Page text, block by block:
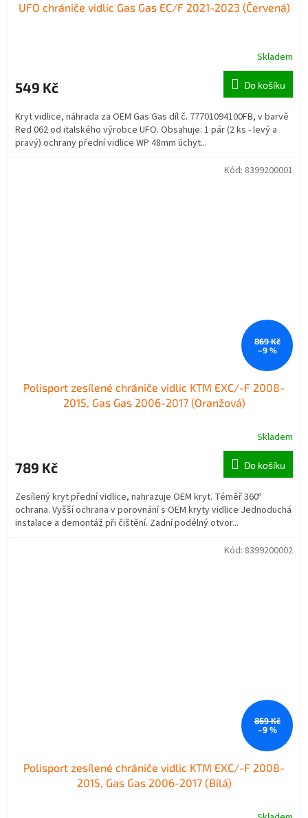
UFO chrániče vidlic Gas Gas EC/F 2021-2023 (Červená)
Skladem
549 Kč Do košíku
Kryt vidlice, náhrada za OEM Gas Gas díl č. 77701094100FB, v barvě
Red 062 od italského výrobce UFO. Obsahuje: 1 pár (2 ks - levý a
pravý) ochrany přední vidlice WP 48mm úchyt...
869 Kč
–9 %
Polisport zesílené chrániče vidlic KTM EXC/-F 2008-
2015, Gas Gas 2006-2017 (Oranžová)
Skladem
789 Kč Do košíku
Zesílený kryt přední vidlice, nahrazuje OEM kryt. Téměř 360º
ochrana. Vyšší ochrana v porovnání s OEM kryty vidlice Jednoduchá
instalace a demontáž při čištění. Zadní podélný otvor...
Kód: 8399200001
869 Kč
–9 %
Polisport zesílené chrániče vidlic KTM EXC/-F 2008-
2015, Gas Gas 2006-2017 (Bílá)
Kód: 8399200002